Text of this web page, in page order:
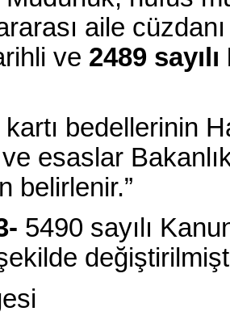
aile
ve 2489
bedellerinin
esaslar
belirlenir.”
5490 sayılı